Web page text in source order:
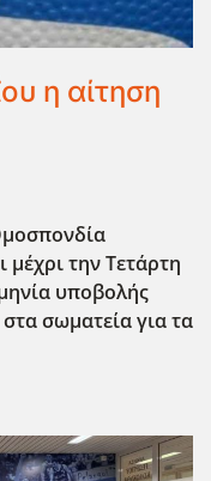
η αίτηση
την Τετάρτη
υποβολής
σωματεία για τα